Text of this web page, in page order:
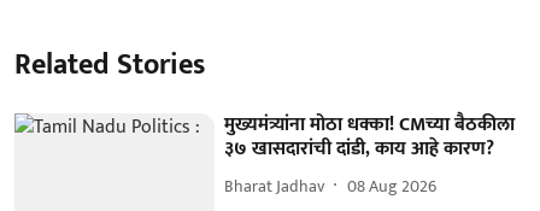
Related Stories
मुख्यमंत्र्यांना मोठा धक्का! CMच्या बैठकीला
३७ खासदारांची दांडी, काय आहे कारण?
Bharat Jadhav 08 Aug 2026